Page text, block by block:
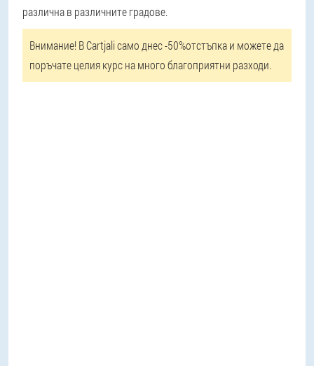
различна в различните градове.
Внимание! В Cartjali само днес -50%отстъпка и можете да
поръчате целия курс на много благоприятни разходи.